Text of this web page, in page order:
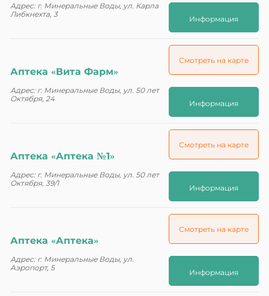
Адрес: г. Минеральные Воды, ул. Карла
Либкнехта, 3
Информация
Аптека «Вита Фарм»
Адрес: г. Минеральные Воды, ул. 50 лет
Октября, 24
Смотреть на карте
Информация
Аптека «Аптека №1»
Адрес: г. Минеральные Воды, ул. 50 лет
Октября, 39/1
Смотреть на карте
Информация
Аптека «Аптека»
Адрес: г. Минеральные Воды, ул.
Аэропорт, 5
Смотреть на карте
Информация